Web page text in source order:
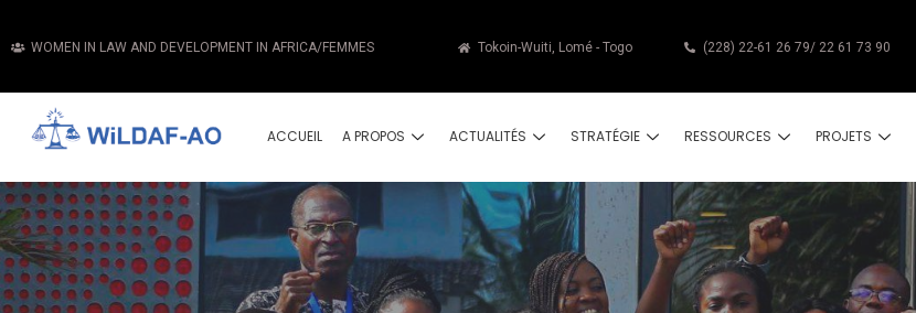
WOMEN IN LAW AND DEVELOPMENT IN AFRICA/FEMMES Tokoin-Wuiti, Lomé - Togo (228) 22-61 26 79/ 22 61 73 90
ACCUEIL A PROPOS ACTUALITÉS STRATÉGIE RESSOURCES PROJETS